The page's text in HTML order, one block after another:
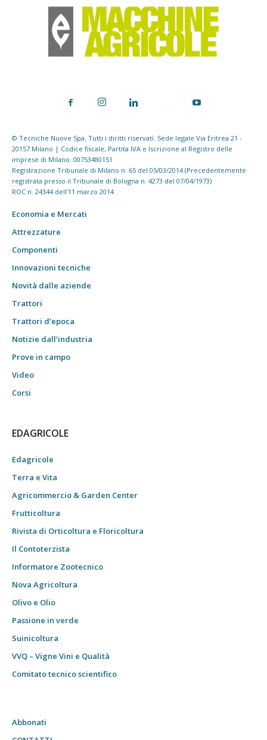
© Tecniche Nuove Spa. Tutti i diritti riservati. Sede legale Via Eritrea 21 -
20157 Milano | Codice fiscale, Partita IVA e Iscrizione al Registro delle
imprese di Milano: 00753480151
Registrazione Tribunale di Milano n. 65 del 05/03/2014 (Precedentemente
registrata presso il Tribunale di Bologna n. 4273 del 07/04/1973)
ROC n. 24344 dell'11 marzo 2014
Economia e Mercati
Attrezzature
Componenti
Innovazioni tecniche
Novità dalle aziende
Trattori
Trattori d’epoca
Notizie dall’industria
Prove in campo
Video
Corsi
EDAGRICOLE
Edagricole
Terra e Vita
Agricommercio & Garden Center
Frutticoltura
Rivista di Orticoltura e Floricoltura
Il Contoterzista
Informatore Zootecnico
Nova Agricoltura
Olivo e Olio
Passione in verde
Suinicoltura
VVQ – Vigne Vini e Qualità
Comitato tecnico scientifico
Abbonati